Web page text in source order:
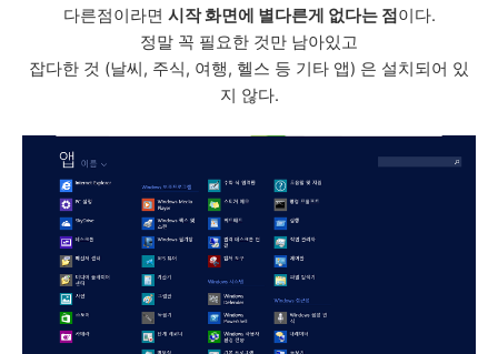
다른점이라면 시작 화면에 별다른게 없다는 점이다.
정말 꼭 필요한 것만 남아있고
잡다한 것 (날씨, 주식, 여행, 헬스 등 기타 앱) 은 설치되어 있
지 않다.